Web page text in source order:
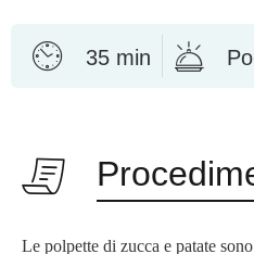
35 min
Le polpette di zucca e patate